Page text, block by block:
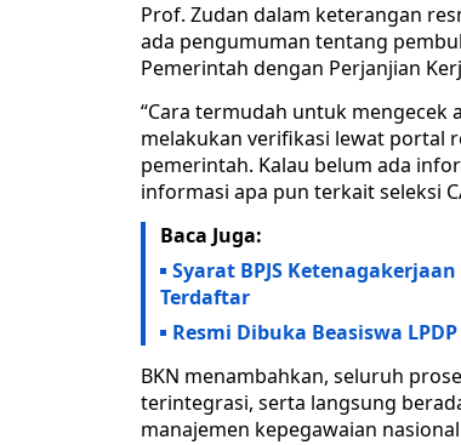
Prof. Zudan dalam keterangan
ada pengumuman tentang
Pemerintah dengan Perjanjian
“Cara termudah untuk mengecek
melakukan verifikasi lewat portal
pemerintah. Kalau belum ada
informasi apa pun terkait seleksi
Baca Juga:
Syarat BPJS
Terdaftar
Resmi Dibuka Beasiswa
BKN menambahkan, seluruh
terintegrasi, serta langsung
manajemen kepegawaian